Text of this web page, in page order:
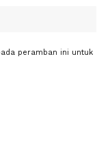
peramban ini untuk